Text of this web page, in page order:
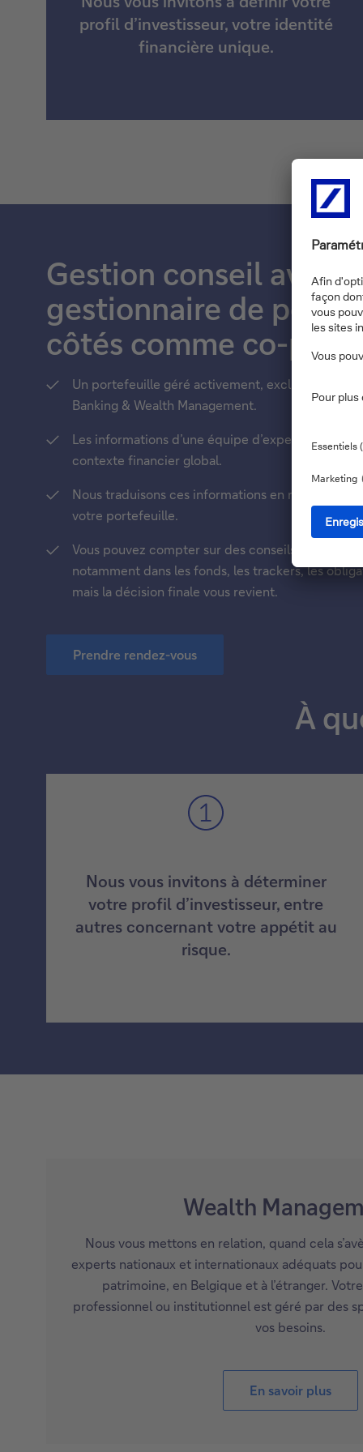
profil d’investisseur, votre identité
financière unique.
Gestion conseil avec
gestionnaire de
côtés comme co-
Un portefeuille géré activement, exclusivement
Banking & Wealth Management.
Les informations d’une équipe d’experts qui
contexte financier global.
Nous traduisons ces informations en
votre portefeuille.
Vous pouvez compter sur des conseils en
notamment dans les fonds, les trackers, les
mais la décision finale vous revient.
Prendre rendez-vous
À
Nous vous invitons à déterminer
votre profil d’investisseur, entre
autres concernant votre appétit au
risque.
Wealth
Nous vous mettons en relation, quand cela
experts nationaux et internationaux adéquats
patrimoine, en Belgique et à l’étranger.
professionnel ou institutionnel est géré par des
vos besoins.
En savoir plus